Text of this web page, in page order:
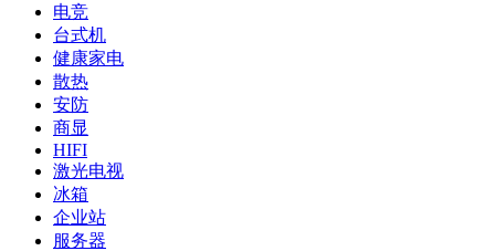
电竞
台式机
健康家电
散热
安防
商显
HIFI
激光电视
冰箱
企业站
服务器